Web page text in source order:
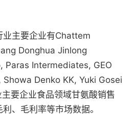
业主要企业有Chattem
Donghua Jinlong
Paras Intermediates, GEO
Denko KK, Yuki Gosei
要企业食品领域甘氨酸销售
、毛利率等市场数据。